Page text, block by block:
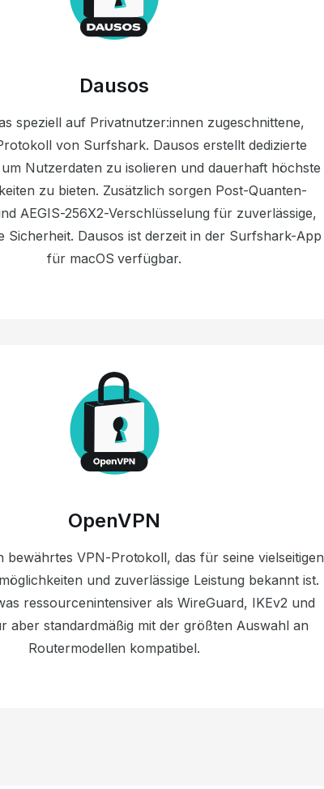
Dausos
speziell auf Privatnutzer:innen zugeschnittene,
von Surfshark. Dausos erstellt dedizierte
Nutzerdaten zu isolieren und dauerhaft höchste
zu bieten. Zusätzlich sorgen Post-Quanten-
AEGIS-256X2-Verschlüsselung für zuverlässige,
Sicherheit. Dausos ist derzeit in der Surfshark-App
für macOS verfügbar.
OpenVPN
bewährtes VPN-Protokoll, das für seine vielseitigen
und zuverlässige Leistung bekannt ist.
ressourcenintensiver als WireGuard, IKEv2 und
aber standardmäßig mit der größten Auswahl an
Routermodellen kompatibel.